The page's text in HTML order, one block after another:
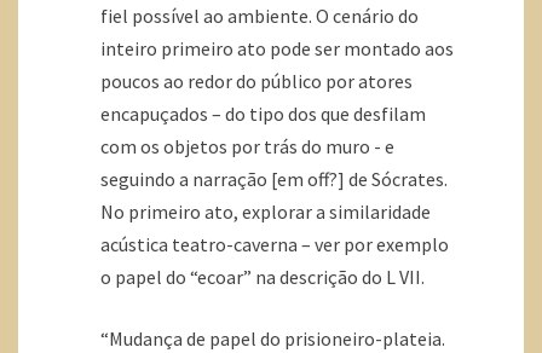
fiel possível ao ambiente. O cenário do
inteiro primeiro ato pode ser montado aos
poucos ao redor do público por atores
encapuçados – do tipo dos que desfilam
com os objetos por trás do muro - e
seguindo a narração [em off?] de Sócrates.
No primeiro ato, explorar a similaridade
acústica teatro-caverna – ver por exemplo
o papel do “ecoar” na descrição do L VII.
“Mudança de papel do prisioneiro-plateia.